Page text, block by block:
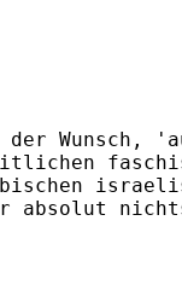
Wunsch,
absolut